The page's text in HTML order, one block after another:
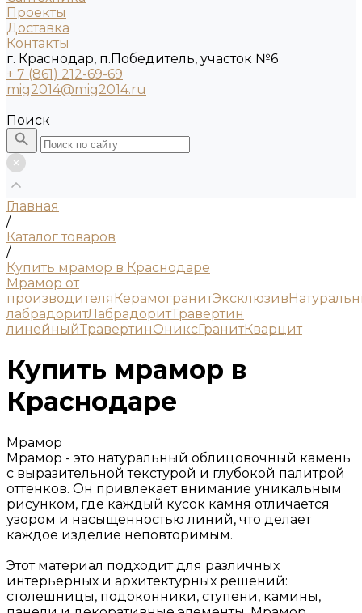
Проекты
Доставка
Контакты
г. Краснодар, п.Победитель, участок №6
+ 7 (861) 212-69-69
mig2014@mig2014.ru
Поиск
Главная
/
Каталог товаров
/
Купить мрамор в Краснодаре
Мрамор от
производителяКерамогранитЭксклюзив
лабрадоритЛабрадоритТравертин
линейныйТравертинОниксГранитКварцит
Купить мрамор в
Краснодаре
Мрамор
Мрамор - это натуральный облицовочный камень
с выразительной текстурой и глубокой палитрой
оттенков. Он привлекает внимание уникальным
рисунком, где каждый кусок камня отличается
узором и насыщенностью линий, что делает
каждое изделие неповторимым.
Этот материал подходит для различных
интерьерных и архитектурных решений:
столешницы, подоконники, ступени, камины,